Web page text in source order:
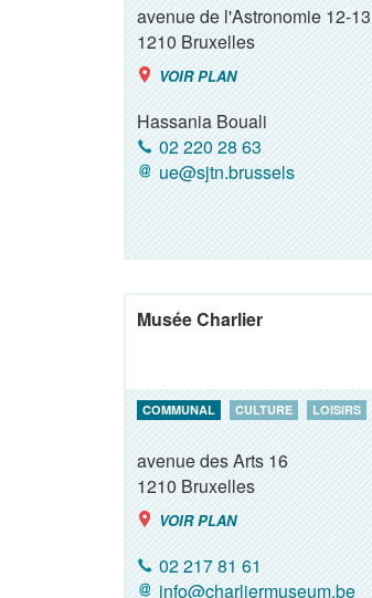
avenue de l'Astronomie 12-13
1210Bruxelles
VOIR PLAN
Hassania Bouali
02 220 28 63
ue@sjtn.brussels
Musée Charlier
COMMUNAL CULTURE LOISIRS
avenue des Arts 16
1210Bruxelles
VOIR PLAN
02 217 81 61
info@charliermuseum.be